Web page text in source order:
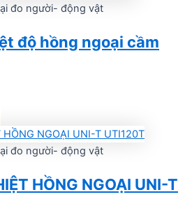
đo người- động vật
độ hồng ngoại cầm
đo người- động vật
HỒNG NGOẠI UNI-T